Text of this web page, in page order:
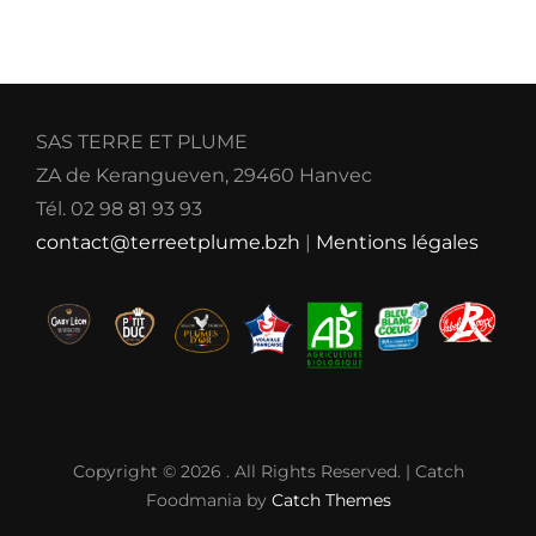
SAS TERRE ET PLUME
ZA de Kerangueven, 29460 Hanvec
Tél. 02 98 81 93 93
contact@terreetplume.bzh | Mentions légales
Copyright © 2026 . All Rights Reserved. | Catch
Foodmania by Catch Themes